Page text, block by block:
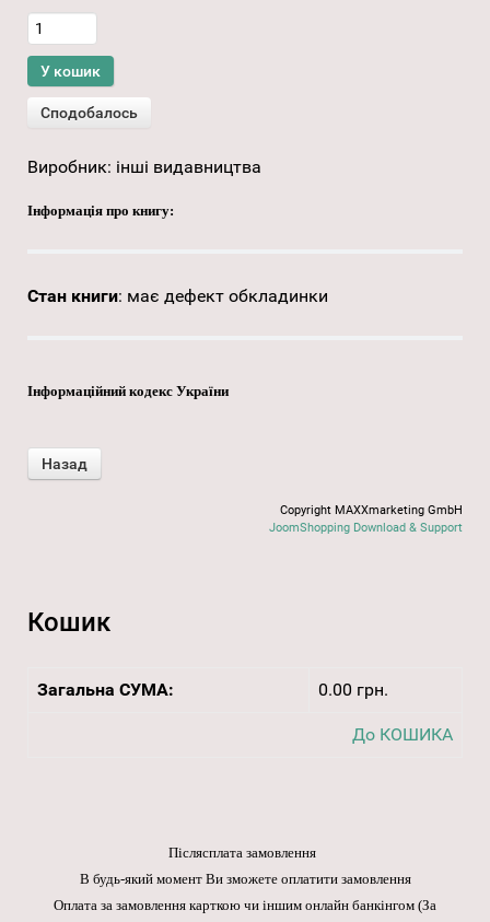
Виробник: інші видавництва
Інформація про книгу:
Стан книги: має дефект обкладинки
Інформаційний кодекс України
Copyright MAXXmarketing GmbH
JoomShopping Download & Support
Кошик
Загальна СУМА: 0.00 грн.
До КОШИКА
Післясплата замовлення
В будь-який момент Ви зможете оплатити замовлення
Оплата за замовлення карткою чи іншим онлайн банкінгом (За